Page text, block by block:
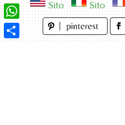
Sito Sito
Facebook
WhatsApp